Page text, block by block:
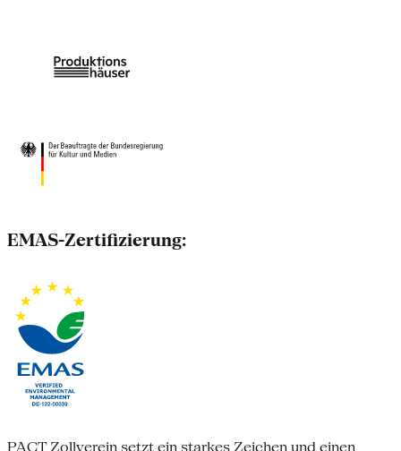
EMAS-Zertifizierung:
PACT Zollverein setzt ein starkes Zeichen und einen